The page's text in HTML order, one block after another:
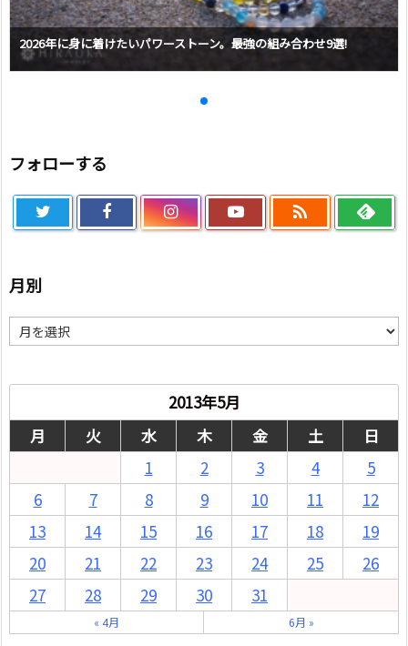
2026年に身に着けたいパワーストーン。最強の組み合わせ9選!
フォローする

月別
別
2013年5月
月
火 水 木 金 土
日
1
2 3 4
5
6
7 8 9 10 11
12
13
14 15 16 17 18
19
20
21 22 23 24 25
26
27
28 29 30 31
« 4月 6月 »